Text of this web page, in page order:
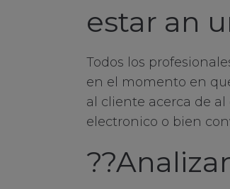
estar an
Todos los
en el momento en
al cliente acerca de
electronico o bien